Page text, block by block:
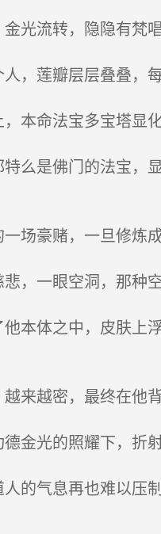
光流转，隐隐有梵唱
，莲瓣层层叠叠，
本命法宝多宝塔显化
么是佛门的法宝，
场豪赌，一旦修炼
，一眼空洞，那种
本体之中，皮肤上
来越密，最终在他
金光的照耀下，折
的气息再也难以压